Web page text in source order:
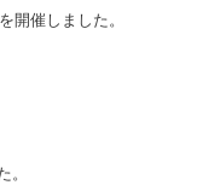
開催しました。